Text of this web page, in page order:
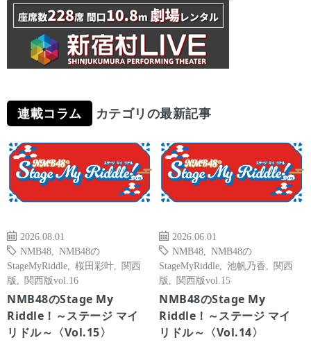
連載コラム カテゴリの最新記事
2026.08.01
NMB48
NMB48の
StageMyRiddle
桜田彩叶
関西
版
関西版vol.16
NMB48のStage My
Riddle！～ステージ マイ
リドル～〈Vol.15〉
2026.06.01
NMB48
NMB48の
StageMyRiddle
池帆乃香
関西
版
関西版vol.15
NMB48のStage My
Riddle！～ステージ マイ
リドル～〈Vol.14〉